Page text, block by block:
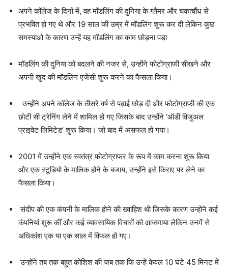
अपने कॉलेज के दिनों में, वह मॉडलिंग की दुनिया के ग्लैमर और चकाचौंध से
प्रभवित हो गए थे और 19 साल की उम्र में मॉडलिंग शुरू कर दी लेकिन कुछ
समस्याओ के कारण उन्हें यह मॉडलिंग का काम छोड़ना पड़ा
मॉडलिंग की दुनिया को बदलने की नजर से, उन्होंने फोटोग्राफी सीखने और
अपनी खुद की मॉडलिंग एजेंसी शुरू करने का फैसला किया।
उन्होंने अपने कॉलेज के तीसरे वर्ष से पढ़ाई छोड़ दी और फोटोग्राफी की एक
छोटी सी ट्रेनिंग लेने में शामिल हो गए जिसके बाद उन्होंने ‘ऑडी विजुअल
प्राइवेट लिमिटेड’ शुरू किया। जो बाद में असफल हो गया।
2001 में उन्होंने एक स्वतंत्र फोटोग्राफर के रूप में काम करना शुरू किया
और एक स्टूडियो के मालिक होने के बजाय, उन्होंने इसे किराए पर लेने का
फैसला किया।
संदीप की एक कंपनी के मालिक होने की ख्वाहिश थी जिसके कारण उन्होंने कई
कंपनियां शुरू कीं और कई व्यावसायिक विचारों को आजमाया लेकिन उनमें से
अधिकांश एक या एक साल में विफल हो गए।
उन्होंने तब तक बहुत कोशिश की जब तक कि उन्हें केवल 10 घंटे 45 मिनट में